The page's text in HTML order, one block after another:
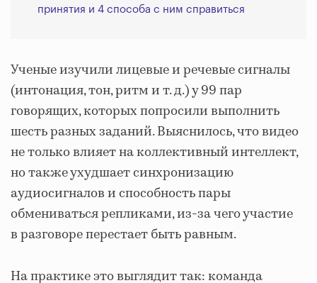
принятия и 4 способа с ним справиться
Ученые изучили лицевые и речевые сигналы
(интонация, тон, ритм и т. д.) у 99 пар
говорящих, которых попросили выполнить
шесть разных заданий. Выяснилось, что видео
не только влияет на коллективный интеллект,
но также ухудшает синхронизацию
аудиосигналов и способность пары
обмениваться репликами, из-за чего участие
в разговоре перестает быть равным.
На практике это выглядит так: команда